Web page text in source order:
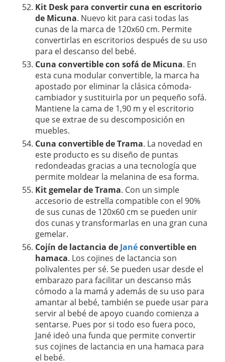
Kit Desk para convertir cuna en escritorio
de Micuna. Nuevo kit para casi todas las
cunas de la marca de 120x60 cm. Permite
convertirlas en escritorios después de su uso
para el descanso del bebé.
Cuna convertible con sofá de Micuna. En
esta cuna modular convertible, la marca ha
apostado por eliminar la clásica cómoda-
cambiador y sustituirla por un pequeño sofá.
Mantiene la cama de 1,90 m y el escritorio
que se extrae de su descomposición en
muebles.
Cuna convertible de Trama. La novedad en
este producto es su diseño de puntas
redondeadas gracias a una tecnología que
permite moldear la melanina de esa forma.
Kit gemelar de Trama. Con un simple
accesorio de estrella compatible con el 90%
de sus cunas de 120x60 cm se pueden unir
dos cunas y transformarlas en una gran cuna
gemelar.
Cojín de lactancia de Janéconvertible en
hamaca. Los cojines de lactancia son
polivalentes per sé. Se pueden usar desde el
embarazo para facilitar un descanso más
cómodo a la mamá y además de su uso para
amantar al bebé, también se puede usar para
servir al bebé de apoyo cuando comienza a
sentarse. Pues por si todo eso fuera poco,
Jané ideó una funda que permite convertir
sus cojines de lactancia en una hamaca para
el bebé.